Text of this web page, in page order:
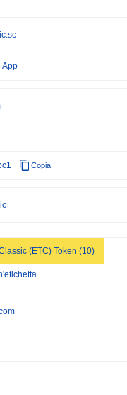
App
Copia
(ETC) Token (10)